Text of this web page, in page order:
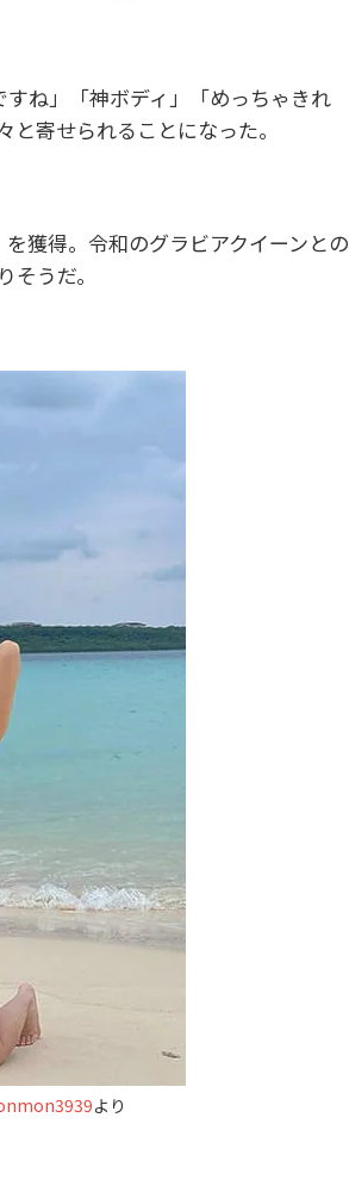
ね」「神ボディ」「めっちゃきれ
寄せられることになった。
獲得。令和のグラビアクイーンとの
うだ。
より